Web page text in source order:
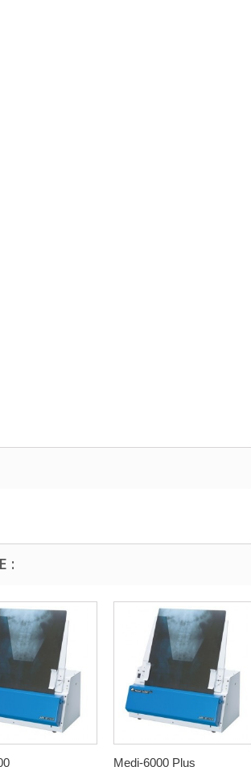
:
Medi-6000 Plus